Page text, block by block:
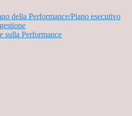
della Performance/Piano esecutivo
sulla Performance